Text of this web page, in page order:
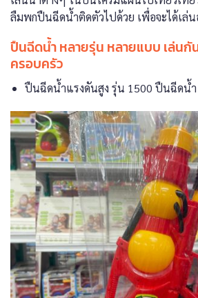
ลืมพกปืนฉีดน้ำติดตัวไปด้วย เพื่อจะได้เล่
ปืนฉีดน้ำ หลายรุ่น หลายแบบ เล่นกั
ครอบครัว
ปืนฉีดน้ำแรงดันสูง รุ่น 1500 ปืนฉีดน้ำ